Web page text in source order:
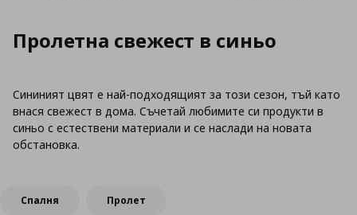
Пролетна свежест в синьо
Сининият цвят е най-подходящият за този сезон, тъй като
внася свежест в дома. Съчетай любимите си продукти в
синьо с естествени материали и се наслади на новата
обстановка.
Спалня Пролет